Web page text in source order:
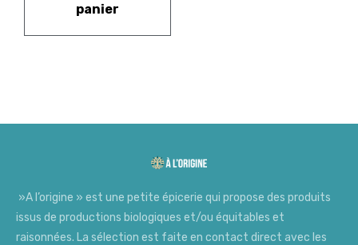
panier
»A l’origine » est une petite épicerie qui propose des produits
issus de productions biologiques et/ou équitables et
raisonnées. La sélection est faite en contact direct avec les